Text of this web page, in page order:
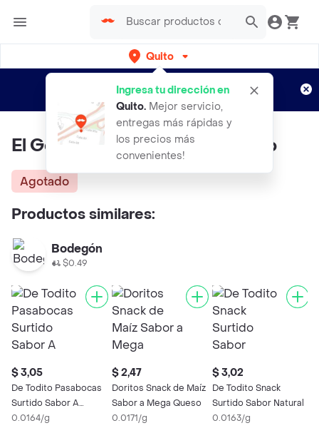
Quito
Ingresa tu dirección en
Quito. Mejor servicio,
entregas más rápidas y
los precios más
convenientes!
envíos gratis por semanas
Aplican TyC
El Golpe Snack Bocadito Queso
Agotado
Productos similares:
Bodegón
$0.49
$ 3,05
De Todito Pasabocas
Surtido Sabor A
Queso
0.0164/g
$ 2,47
Doritos Snack de Maíz
Sabor a Mega Queso
0.0171/g
$ 3,02
De Todito Snack
Surtido Sabor Natural
0.0163/g